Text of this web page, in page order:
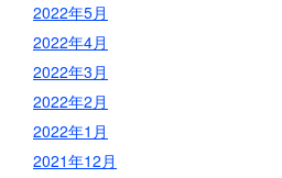
2022年5月
2022年4月
2022年3月
2022年2月
2022年1月
2021年12月